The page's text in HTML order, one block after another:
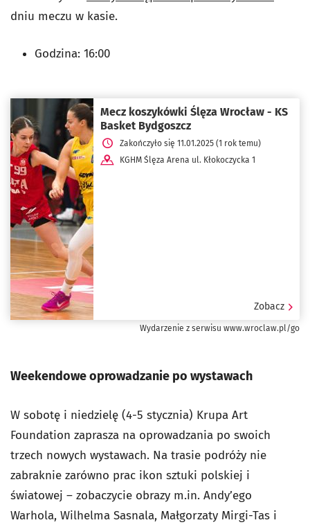
dniu meczu w kasie.
Godzina: 16:00
Mecz koszykówki Ślęza Wrocław - KS
Basket Bydgoszcz
Zakończyło się 11.01.2025 (1 rok temu)
KGHM Ślęza Arena ul. Kłokoczycka 1
Zobacz
Wydarzenie z serwisu www.wroclaw.pl/go
Weekendowe oprowadzanie po wystawach
W sobotę i niedzielę (4-5 stycznia) Krupa Art
Foundation zaprasza na oprowadzania po swoich
trzech nowych wystawach. Na trasie podróży nie
zabraknie zarówno prac ikon sztuki polskiej i
światowej – zobaczycie obrazy m.in. Andy’ego
Warhola, Wilhelma Sasnala, Małgorzaty Mirgi-Tas i